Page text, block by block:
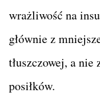
wrażliwość na
głównie z
tłuszczowej, a nie
posiłków.